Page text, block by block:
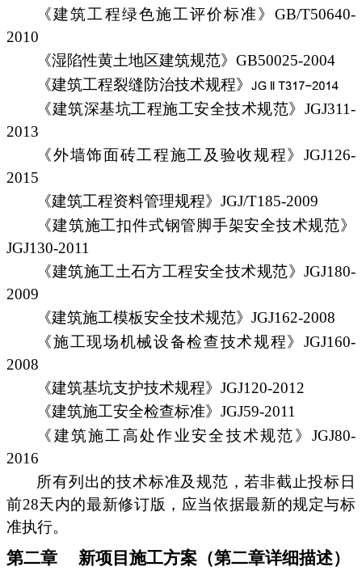
《建筑工程绿色施工评价标准》GB/T50640-
2010
《湿陷性黄土地区建筑规范》GB50025-2004
《建筑工程裂缝防治技术规程》
《建筑深基坑工程施工安全技术规范》JGJ311-
2013
《外墙饰面砖工程施工及验收规程》JGJ126-
2015
《建筑工程资料管理规程》JGJ/T185-2009
《建筑施工扣件式钢管脚手架安全技术规范》
JGJ130-2011
《建筑施工土石方工程安全技术规范》JGJ180-
2009
《建筑施工模板安全技术规范》JGJ162-2008
《施工现场机械设备检查技术规程》JGJ160-
2008
《建筑基坑支护技术规程》JGJ120-2012
《建筑施工安全检查标准》JGJ59-2011
《建筑施工高处作业安全技术规范》JGJ80-
2016
所有列出的技术标准及规范，若非截止投标日
前28天内的最新修订版，应当依据最新的规定与标
准执行。
第二章 新项目施工方案（第二章详细描述）